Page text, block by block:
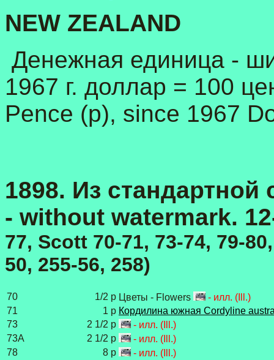
NEW ZEALAND
Денежная единица -
1967 г. доллар = 100
Pence (p), since 1967
1898. Из
- without watermark.
77, Scott 70-71, 73-74, 79-
50, 255-56, 258)
70 1/2 p Цветы - Flowers
- илл. (Ill.)
71
1 p Кордилина южная Cordyline
73
2 1/2 p
- илл. (Ill.)
73A
2 1/2 p
- илл. (Ill.)
78
8 p
- илл. (Ill.)